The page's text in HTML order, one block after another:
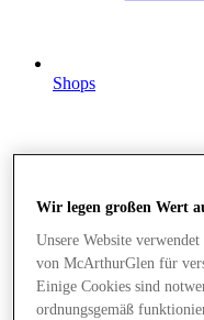
Shops
Wir legen großen Wert
Unsere Website
von McArthurGlen für
Einige Cookies sind
ordnungsgemäß